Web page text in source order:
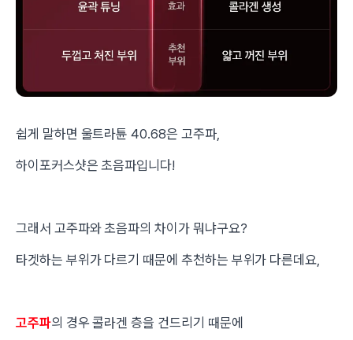
쉽게 말하면 울트라튠 40.68은 고주파,
하이포커스샷은 초음파입니다!
그래서 고주파와 초음파의 차이가 뭐냐구요?
타겟하는 부위가 다르기 때문에 추천하는 부위가 다른데요,
고주파의 경우 콜라겐 층을 건드리기 때문에